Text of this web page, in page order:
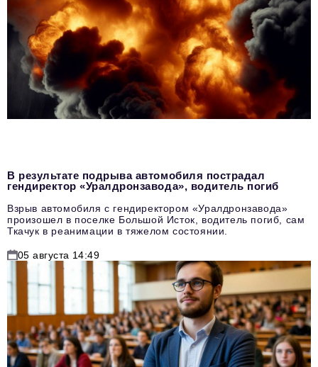
В результате подрыва автомобиля пострадал
гендиректор «Уралдронзавода», водитель погиб
Взрыв автомобиля с гендиректором «Уралдронзавода»
произошел в поселке Большой Исток, водитель погиб, сам
Ткачук в реанимации в тяжелом состоянии.
05 августа 14:49